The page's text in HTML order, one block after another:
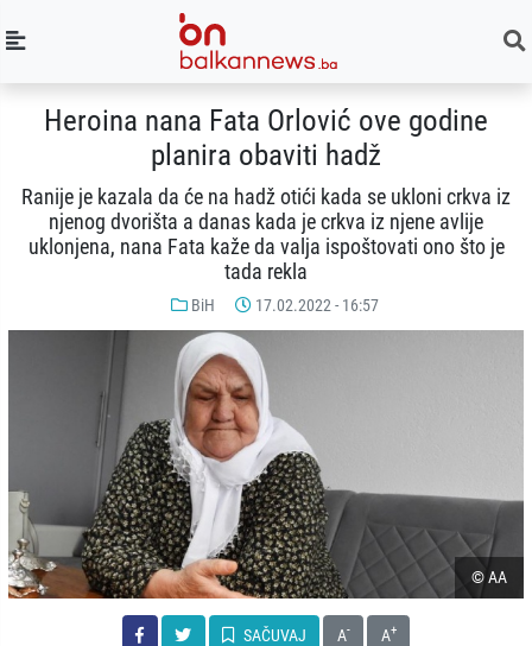
Heroina nana Fata Orlović ove godine
planira obaviti hadž
Ranije je kazala da će na hadž otići kada se ukloni crkva iz
njenog dvorišta a danas kada je crkva iz njene avlije
uklonjena, nana Fata kaže da valja ispoštovati ono što je
tada rekla
BiH 17.02.2022 - 16:57
© AA
SAČUVAJ A- A+